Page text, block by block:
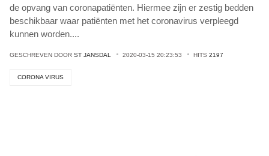
de opvang van coronapatiënten. Hiermee zijn er zestig bedden
beschikbaar waar patiënten met het coronavirus verpleegd
kunnen worden....
GESCHREVEN DOOR ST JANSDAL 2020-03-15 20:23:53 HITS 2197
CORONA VIRUS